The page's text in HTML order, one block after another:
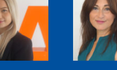
WEBER